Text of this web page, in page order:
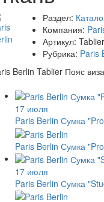
Раздел:
Компания:
Артикул: Tablier
Рубрика: Paris
Berlin Tablier Пояс
17 июля
Paris Berlin Сумка
Paris Berlin Сумка
17 июля
Paris Berlin Сумка